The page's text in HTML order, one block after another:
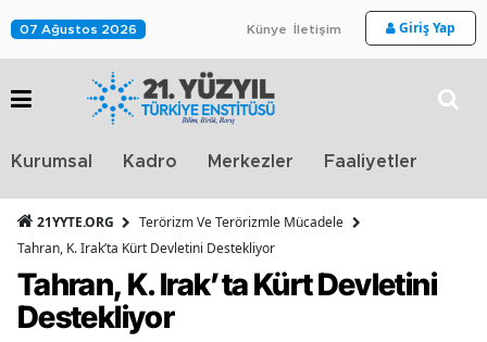
07 Ağustos 2026 Künye İletişim Giriş Yap
Kurumsal Kadro Merkezler Faaliyetler
21YYTE.ORG
Terörizm Ve Terörizmle Mücadele
Tahran, K. Irak’ta Kürt Devletini Destekliyor
Tahran, K. Irak’ta Kürt Devletini
Destekliyor